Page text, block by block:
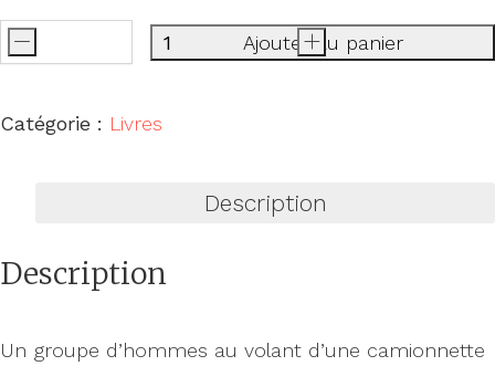
quantité
Les
- +
Ajouter au panier
Catégorie : Livres
Description
Description
Un groupe d’hommes au volant d’une camionnette